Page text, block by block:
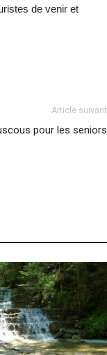
de venir et
Article suivant
pour les seniors